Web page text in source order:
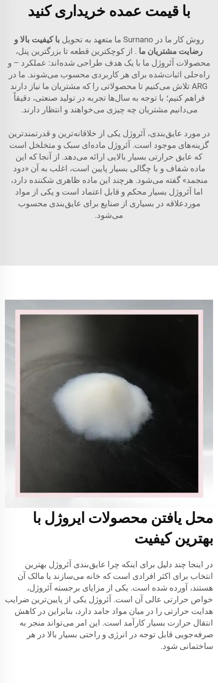
با قیمت عمده خریداری کنید
روش کار ما در Surnano ما متعهد به تحویل
با کیفیت بالا و
رضایت مشتریان ما . از کوچکترین قطعه تا بزرگترین پنل،
محصولات آئروژل ما با یک هدف طراحی شده‌اند: عملکرد – و
راه‌حلی اثبات‌شده برای هر کاربردی محسوب می‌شوند. ما در
ARG تلاش می‌کنیم تا محصولاتی را که مشتریان ما نیاز دارند
فراهم کنیم؛ با توجه به سال‌ها تجربه در تولید صنعتی، دقیقاً
می‌دانیم مشتریان چه چیزی می‌خواهند و انتظار دارند.
در مورد عایق‌بندی، آئروژل یکی از خلاقانه‌ترین و قدرتمندترین
گزینه‌های موجود است. آئروژل ماده‌ای سبک و متخلخل است
که عایق حرارتی بسیار بالایی ارائه می‌دهد. از آنجا که این
ماده شفاف و با چگالی بسیار پایین است، اغلب به آن «دود
منجمد» گفته می‌شود. هرچند این ماده ظاهری شکننده دارد،
اما آئروژل بسیار محکم و قابل اعتماد است و یکی از مواد
موردعلاقه در بسیاری از صنایع برای عایق‌بندی محسوب
می‌شود.
محل یافتن محصولات ایروژل با
بهترین کیفیت
در اینجا چند دلیل برای اینکه چرا عایق‌بندی آئروژل بهترین
انتخاب برای اکثر افرادی است که خانه می‌سازند یا مالک آن
هستند، آورده شده است. یکی از مزایای برجسته آئروژل،
خواص حرارتی عالی آن است. آئروژل یکی از پایین‌ترین ضرایب
هدایت حرارتی را در میان مواد جامد دارد، بنابراین در کاهش
انتقال حرارت بسیار کارآمد است. این امر می‌تواند منجر به
صرفه‌جویی قابل توجه در انرژی و راحتی بسیار بالا در هر
ساختمانی شود.